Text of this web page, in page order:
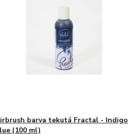
barva tekutá Fractal - Indigo
(100 ml)